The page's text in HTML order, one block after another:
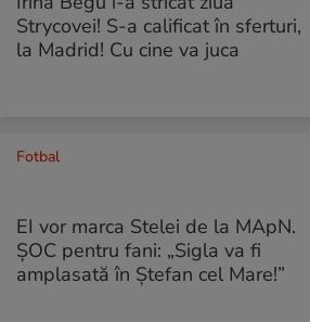
Strycovei! S-a calificat în sferturi,
la Madrid! Cu cine va juca
Fotbal
EI vor marca Stelei de la MApN.
ŞOC pentru fani: „Sigla va fi
amplasată în Ştefan cel Mare!”